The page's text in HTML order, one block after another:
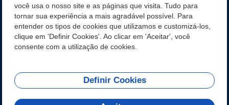
NOTÍCIAS
APLICATIVO
REDES SOCIAIS
você usa o nosso site e as páginas que visita. Tudo para
tornar sua experiência a mais agradável possível. Para
entender os tipos de cookies que utilizamos e customizá-los,
clique em 'Definir Cookies'. Ao clicar em 'Aceitar', você
consente com a utilização de cookies.
Definir Cookies